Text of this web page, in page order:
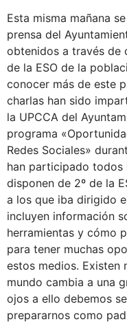
Esta misma mañana
prensa del
obtenidos a través de
de la ESO de la
conocer más de este
charlas han sido
la UPCCA del
programa
Redes Sociales»
han participado todos
disponen de 2º de la
a los que iba dirigido
incluyen información
herramientas y cómo
para tener muchas
estos medios. Existen
mundo cambia a una
ojos a ello debemos
prepararnos como